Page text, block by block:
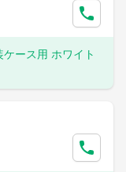
ース用 ホワイト